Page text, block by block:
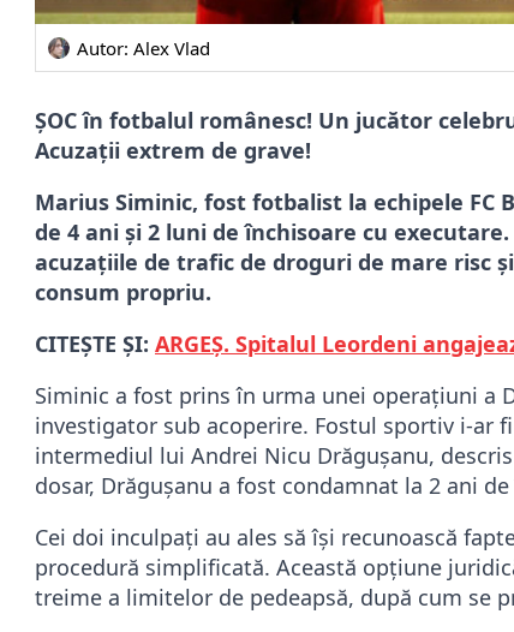
Autor: Alex Vlad
ȘOC în fotbalul românesc! Un jucător
Acuzații extrem de grave!
Marius Siminic, fost fotbalist la echipele FC
de 4 ani și 2 luni de închisoare cu
acuzațiile de trafic de droguri de mare risc
consum propriu.
CITEȘTE ȘI: ARGEȘ. Spitalul Leordeni
Siminic a fost prins în urma unei operațiuni a
investigator sub acoperire. Fostul sportiv i-ar
intermediul lui Andrei Nicu Drăgușanu,
dosar, Drăgușanu a fost condamnat la 2 ani
Cei doi inculpați au ales să își recunoască
procedură simplificată. Această opțiune
treime a limitelor de pedeapsă, după cum se